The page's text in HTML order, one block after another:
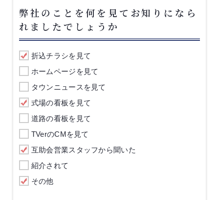
弊社のことを何を見てお知りになら
れましたでしょうか
折込チラシを見て
ホームページを見て
タウンニュースを見て
式場の看板を見て
道路の看板を見て
TVerのCMを見て
互助会営業スタッフから聞いた
紹介されて
その他